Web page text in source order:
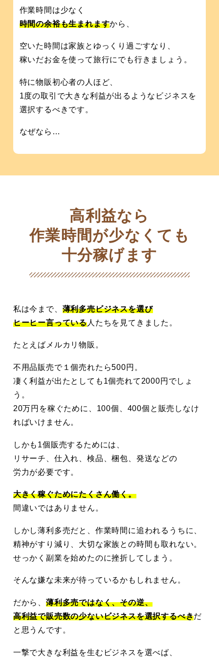
作業時間は少なく
時間の余裕も生まれますから、
空いた時間は家族とゆっくり過ごすなり、
稼いだお金を使って旅行にでも行きましょう。
特に物販初心者の人ほど、
1度の取引で大きな利益が出るようなビジネスを
選択するべきです。
なぜなら…
高利益なら
作業時間が少なくても
十分稼げます
私は今まで、 薄利多売ビジネスを選び
ヒーヒー言っている人たちを見てきました。
たとえばメルカリ物販。
不用品販売で１個売れたら500円。
凄く利益が出たとしても1個売れて2000円でしょ
う。
20万円を稼ぐために、100個、400個と販売しなけ
ればいけません。
しかも1個販売するためには、
リサーチ、仕入れ、検品、梱包、発送などの
労力が必要です。
大きく稼ぐためにたくさん働く。
間違いではありません。
しかし薄利多売だと、作業時間に追われるうちに、
精神がすり減り、大切な家族との時間も取れない。
せっかく副業を始めたのに挫折してしまう。
そんな嫌な未来が待っているかもしれません。
だから、薄利多売ではなく、その逆、
高利益で販売数の少ないビジネスを選択するべきだ
と思うんです。
一撃で大きな利益を生むビジネスを選べば、